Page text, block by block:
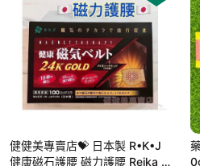
健健美專賣店💝 日本製 R•K•J
健康磁石護腰 磁力護腰 Reika J